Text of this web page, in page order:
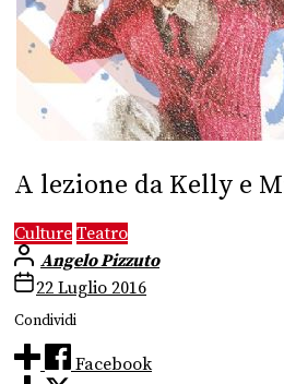
A lezione da Kelly e
Culture Teatro
Angelo Pizzuto
22 Luglio 2016
Condividi
Facebook